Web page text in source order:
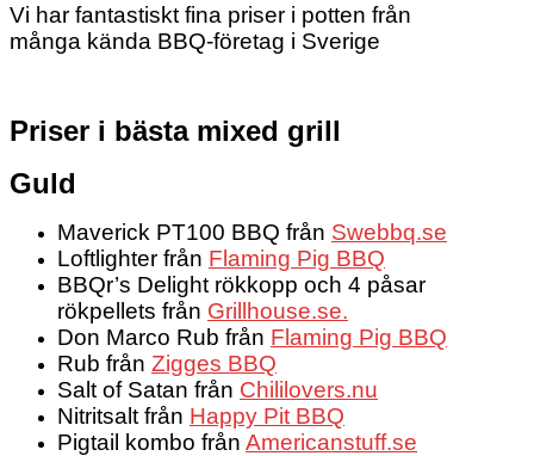
Vi har fantastiskt fina priser i potten från
många kända BBQ-företag i Sverige
Priser i bästa mixed grill
Guld
Maverick PT100 BBQ från Swebbq.se
Loftlighter från Flaming Pig BBQ
BBQr’s Delight rökkopp och 4 påsar
rökpellets från Grillhouse.se.
Don Marco Rub från Flaming Pig BBQ
Rub från Zigges BBQ
Salt of Satan från Chililovers.nu
Nitritsalt från Happy Pit BBQ
Pigtail kombo från Americanstuff.se